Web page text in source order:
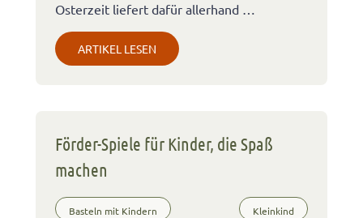
Osterzeit liefert dafür allerhand …
ARTIKEL LESEN
Förder-Spiele für Kinder, die Spaß
machen
Basteln mit Kindern Kleinkind